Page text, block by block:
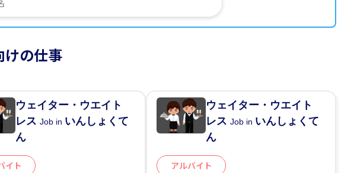
けの仕事
ウェイター・ウエイト
レスJob in いんしょくて
ん
イト
ウェイター・ウエイト
レスJob in いんしょくて
ん
アルバイト